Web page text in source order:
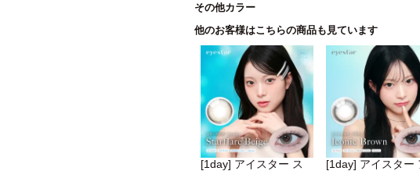
その他カラー
他のお客様はこちらの商品も見ています
[1day] アイスター ス
[1day] アイスター